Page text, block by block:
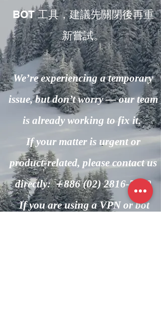
BOT 工具，建議先關閉後再重
新嘗試。
We’re experiencing a temporary
issue, but don’t worry — our team
is already working to fix it.
If your matter is urgent or
product-related, please contact us
directly: ＋886(02) 2816-7600
If you are using a VPN or bot